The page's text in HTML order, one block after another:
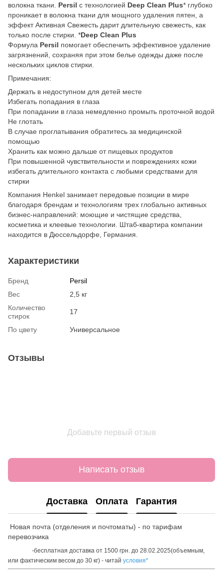
волокна ткани. Persil с технологией Deep Clean Plus* глубоко
проникает в волокна ткани для мощного удаления пятен, а
эффект Активная Свежесть дарит длительную свежесть, как
только после стирки. *Deep Clean Plus
Формула Persil помогает обеспечить эффективное удаление
загрязнений, сохраняя при этом белье одежды даже после
нескольких циклов стирки.
Примечания:
Держать в недоступном для детей месте
Избегать попадания в глаза
При попадании в глаза немедленно промыть проточной водой
Не глотать
В случае проглатывания обратитесь за медицинской
помощью
Хранить как можно дальше от пищевых продуктов
При повышенной чувствительности и повреждениях кожи
избегать длительного контакта с любыми средствами для
стирки
Компания Henkel занимает передовые позиции в мире
благодаря брендам и технологиям трех глобально активных
бизнес-направлений: моющие и чистящие средства,
косметика и клеевые технологии. Штаб-квартира компании
находится в Дюссельдорфе, Германия.
Характеристики
Бренд
Persil
Вес
2,5 кг
Количество
стирок
17
По цвету Универсальное
Отзывы
Добавьте первый отзыв
Написать отзыв
Доставка Оплата Гарантия
Новая почта (отделения и почтоматы) - по тарифам
перевозчика
-бесплатная доставка от 1500 грн. до 28.02.2025(объемным,
или фактическим весом до 30 кг) - читай условия*